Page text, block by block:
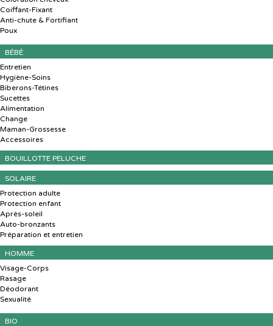
Coiffant-Fixant
Anti-chute & Fortifiant
Poux
BÉBÉ
Entretien
Hygiène-Soins
Biberons-Tétines
Sucettes
Alimentation
Change
Maman-Grossesse
Accessoires
BOUILLOTTE PELUCHE
SOLAIRE
Protection adulte
Protection enfant
Après-soleil
Auto-bronzants
Préparation et entretien
HOMME
Visage-Corps
Rasage
Déodorant
Sexualité
BIO